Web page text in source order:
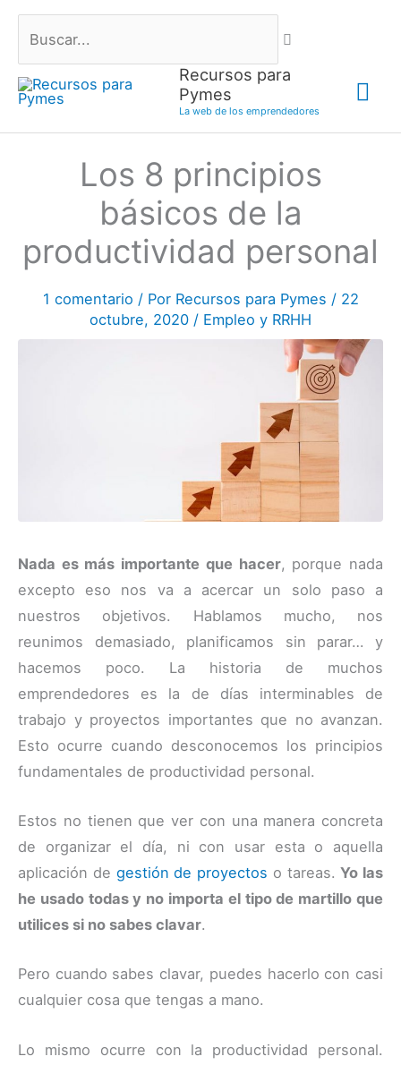
contenido
Buscar...
Recursos para
Pymes
La web de los emprendedores
Los 8 principios
básicos de la
productividad personal
1 comentario / Por Recursos para Pymes / 22
octubre, 2020 / Empleo y RRHH
Nada es más importante que hacer, porque nada
excepto eso nos va a acercar un solo paso a
nuestros objetivos. Hablamos mucho, nos
reunimos demasiado, planificamos sin parar… y
hacemos poco. La historia de muchos
emprendedores es la de días interminables de
trabajo y proyectos importantes que no avanzan.
Esto ocurre cuando desconocemos los principios
fundamentales de productividad personal.
Estos no tienen que ver con una manera concreta
de organizar el día, ni con usar esta o aquella
aplicación de gestión de proyectos o tareas.Yo las
he usado todas y no importa el tipo de martillo que
utilices si no sabes clavar.
Pero cuando sabes clavar, puedes hacerlo con casi
cualquier cosa que tengas a mano.
Lo mismo ocurre con la productividad personal.